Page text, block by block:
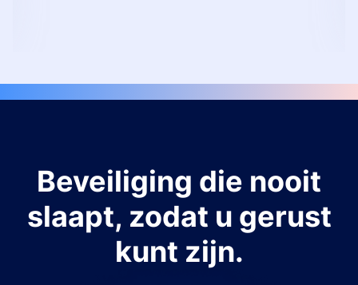
Beveiliging die nooit
slaapt, zodat u gerust
kunt zijn.